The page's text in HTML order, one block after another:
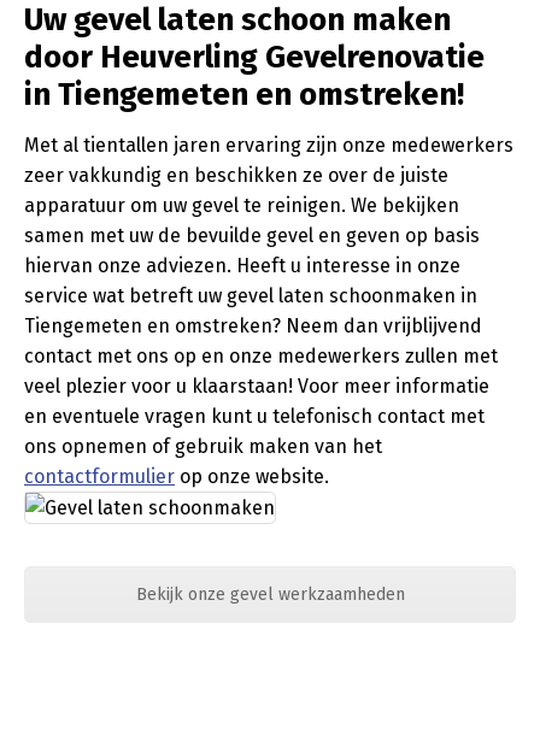
Uw gevel laten schoon maken
door Heuverling Gevelrenovatie
in Tiengemeten en omstreken!
Met al tientallen jaren ervaring zijn onze medewerkers
zeer vakkundig en beschikken ze over de juiste
apparatuur om uw gevel te reinigen. We bekijken
samen met uw de bevuilde gevel en geven op basis
hiervan onze adviezen. Heeft u interesse in onze
service wat betreft uw gevel laten schoonmaken in
Tiengemeten en omstreken? Neem dan vrijblijvend
contact met ons op en onze medewerkers zullen met
veel plezier voor u klaarstaan! Voor meer informatie
en eventuele vragen kunt u telefonisch contact met
ons opnemen of gebruik maken van het
contactformulier op onze website.
Bekijk onze gevel werkzaamheden